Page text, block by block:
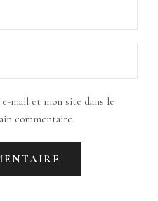
mail et mon site dans le
commentaire.